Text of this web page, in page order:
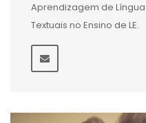
Aprendizagem de
Textuais no Ensino de LE.